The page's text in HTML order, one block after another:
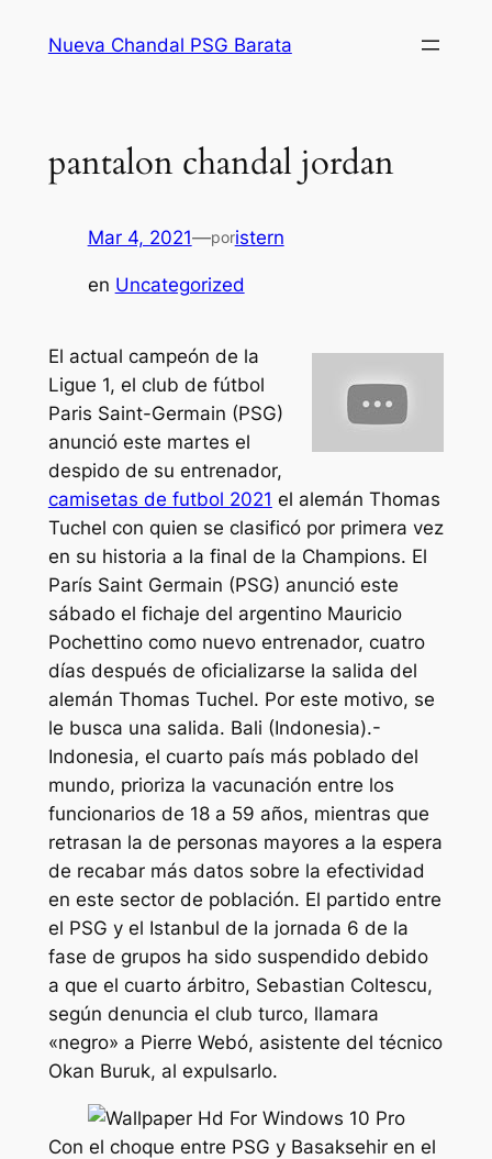
Nueva Chandal PSG Barata
pantalon chandal jordan
Mar 4, 2021—poristern
en Uncategorized
El actual campeón de la
Ligue 1, el club de fútbol
Paris Saint-Germain (PSG)
anunció este martes el
despido de su entrenador,
camisetas de futbol 2021 el alemán Thomas
Tuchel con quien se clasificó por primera vez
en su historia a la final de la Champions. El
París Saint Germain (PSG) anunció este
sábado el fichaje del argentino Mauricio
Pochettino como nuevo entrenador, cuatro
días después de oficializarse la salida del
alemán Thomas Tuchel. Por este motivo, se
le busca una salida. Bali (Indonesia).-
Indonesia, el cuarto país más poblado del
mundo, prioriza la vacunación entre los
funcionarios de 18 a 59 años, mientras que
retrasan la de personas mayores a la espera
de recabar más datos sobre la efectividad
en este sector de población. El partido entre
el PSG y el Istanbul de la jornada 6 de la
fase de grupos ha sido suspendido debido
a que el cuarto árbitro, Sebastian Coltescu,
según denuncia el club turco, llamara
«negro» a Pierre Webó, asistente del técnico
Okan Buruk, al expulsarlo.
Con el choque entre PSG y Basaksehir en el